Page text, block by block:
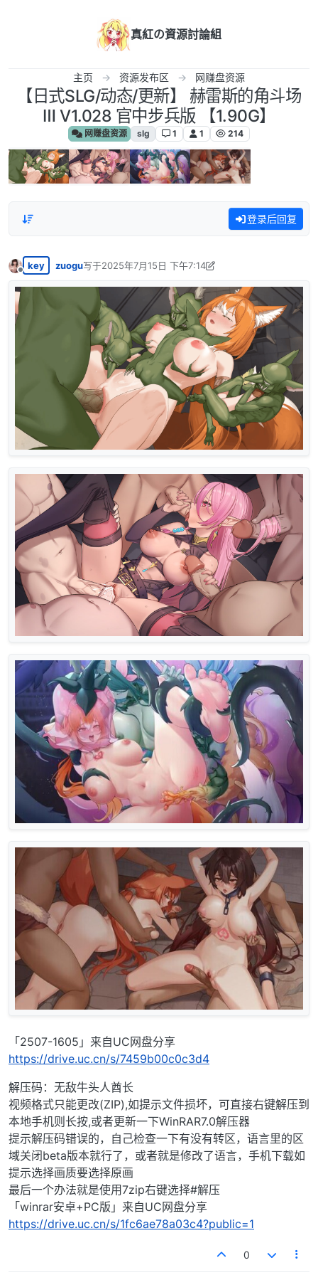
真紅の資源討論組
主页 资源发布区 网赚盘资源
【日式SLG/动态/更新】 赫雷斯的角斗场
Ⅲ V1.028 官中步兵版 【1.90G】
网赚盘资源 slg 1 1 214
登录后回复
离线
key zuogu写于2025年7月15日 下午7:14
最后由 zuogu 编辑2025年7月16日 上午3:42
「2507-1605」来自UC网盘分享
https://drive.uc.cn/s/7459b00c0c3d4
解压码：无敌牛头人酋长
视频格式只能更改(ZIP),如提示文件损坏，可直接右键解压到
本地手机则长按,或者更新一下WinRAR7.0解压器
提示解压码错误的，自己检查一下有没有转区，语言里的区
域关闭beta版本就行了，或者就是修改了语言，手机下载如
提示选择画质要选择原画
最后一个办法就是使用7zip右键选择#解压
「winrar安卓+PC版」来自UC网盘分享
https://drive.uc.cn/s/1fc6ae78a03c4?public=1
0